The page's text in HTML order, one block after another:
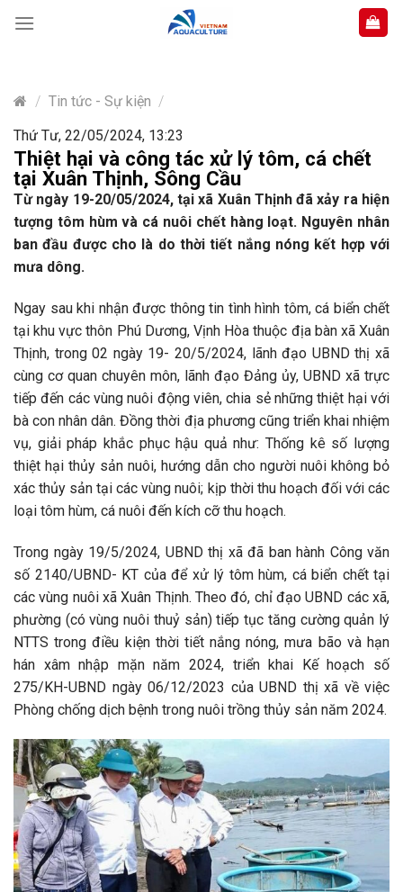
content
/ Tin tức - Sự kiện /
Thứ Tư, 22/05/2024, 13:23
Thiệt hại và công tác xử lý tôm, cá chết
tại Xuân Thịnh, Sông Cầu
Từ ngày 19-20/05/2024, tại xã Xuân Thịnh đã xảy ra hiện
tượng tôm hùm và cá nuôi chết hàng loạt. Nguyên nhân
ban đầu được cho là do thời tiết nắng nóng kết hợp với
mưa dông.
Ngay sau khi nhận được thông tin tình hình tôm, cá biển chết
tại khu vực thôn Phú Dương, Vịnh Hòa thuộc địa bàn xã Xuân
Thịnh, trong 02 ngày 19- 20/5/2024, lãnh đạo UBND thị xã
cùng cơ quan chuyên môn, lãnh đạo Đảng ủy, UBND xã trực
tiếp đến các vùng nuôi động viên, chia sẻ những thiệt hại với
bà con nhân dân. Đồng thời địa phương cũng triển khai nhiệm
vụ, giải pháp khắc phục hậu quả như: Thống kê số lượng
thiệt hại thủy sản nuôi, hướng dẫn cho người nuôi không bỏ
xác thủy sản tại các vùng nuôi; kịp thời thu hoạch đối với các
loại tôm hùm, cá nuôi đến kích cỡ thu hoạch.
Trong ngày 19/5/2024, UBND thị xã đã ban hành Công văn
số 2140/UBND- KT của để xử lý tôm hùm, cá biển chết tại
các vùng nuôi xã Xuân Thịnh. Theo đó, chỉ đạo UBND các xã,
phường (có vùng nuôi thuỷ sản) tiếp tục tăng cường quản lý
NTTS trong điều kiện thời tiết nắng nóng, mưa bão và hạn
hán xâm nhập mặn năm 2024, triển khai Kế hoạch số
275/KH-UBND ngày 06/12/2023 của UBND thị xã về việc
Phòng chống dịch bệnh trong nuôi trồng thủy sản năm 2024.